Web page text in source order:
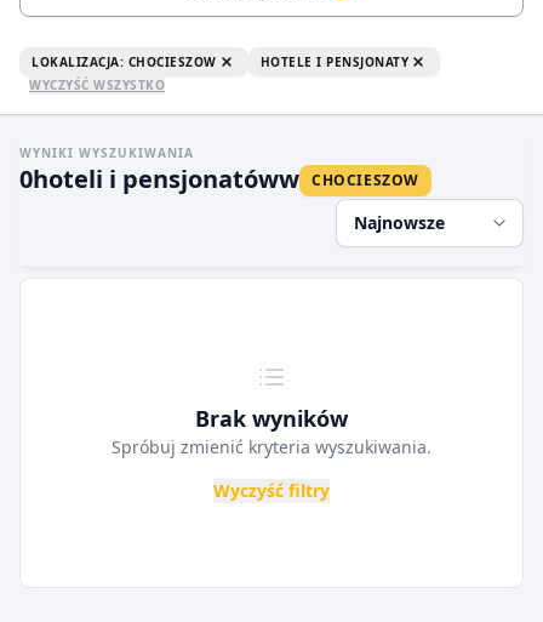
LOKALIZACJA: CHOCIESZOW
HOTELE I PENSJONATY
WYCZYŚĆ WSZYSTKO
WYNIKI WYSZUKIWANIA
0hoteli i pensjonatóww CHOCIESZOW
Najnowsze
Brak wyników
Spróbuj zmienić kryteria wyszukiwania.
Wyczyść filtry